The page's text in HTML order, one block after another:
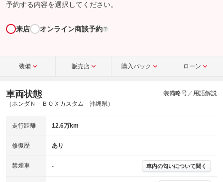
予約する内容を選択してください。
来店 オンライン商談予約 ?
装備 販売店 購入パック ローン
車両状態
（ホンダＮ－ＢＯＸカスタム 沖縄県）
装備略号／用語解説
走行距離 12.6万km
修復歴 あり
禁煙車 - 車内の匂いについて聞く